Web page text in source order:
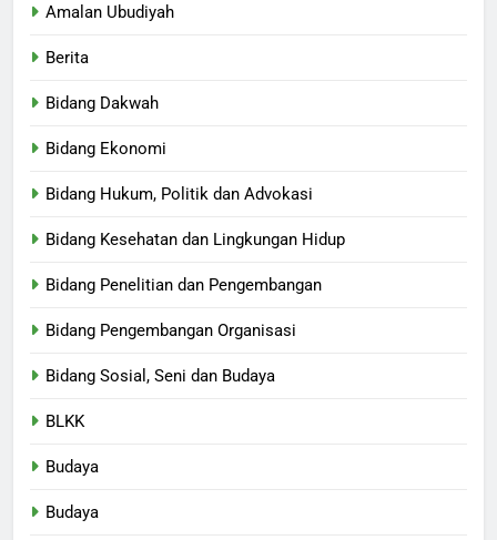
Amalan Ubudiyah
Berita
Bidang Dakwah
Bidang Ekonomi
Bidang Hukum, Politik dan Advokasi
Bidang Kesehatan dan Lingkungan Hidup
Bidang Penelitian dan Pengembangan
Bidang Pengembangan Organisasi
Bidang Sosial, Seni dan Budaya
BLKK
Budaya
Budaya